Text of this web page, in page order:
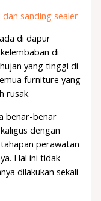
di dapur
di
yang tinggi di
furniture yang
rusak.
benar-benar
dengan
perawatan
Hal ini tidak
dilakukan sekali